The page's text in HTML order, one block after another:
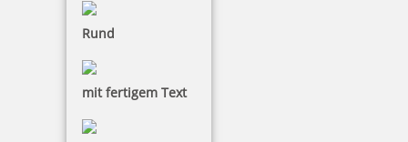
Rund
mit fertigem Text